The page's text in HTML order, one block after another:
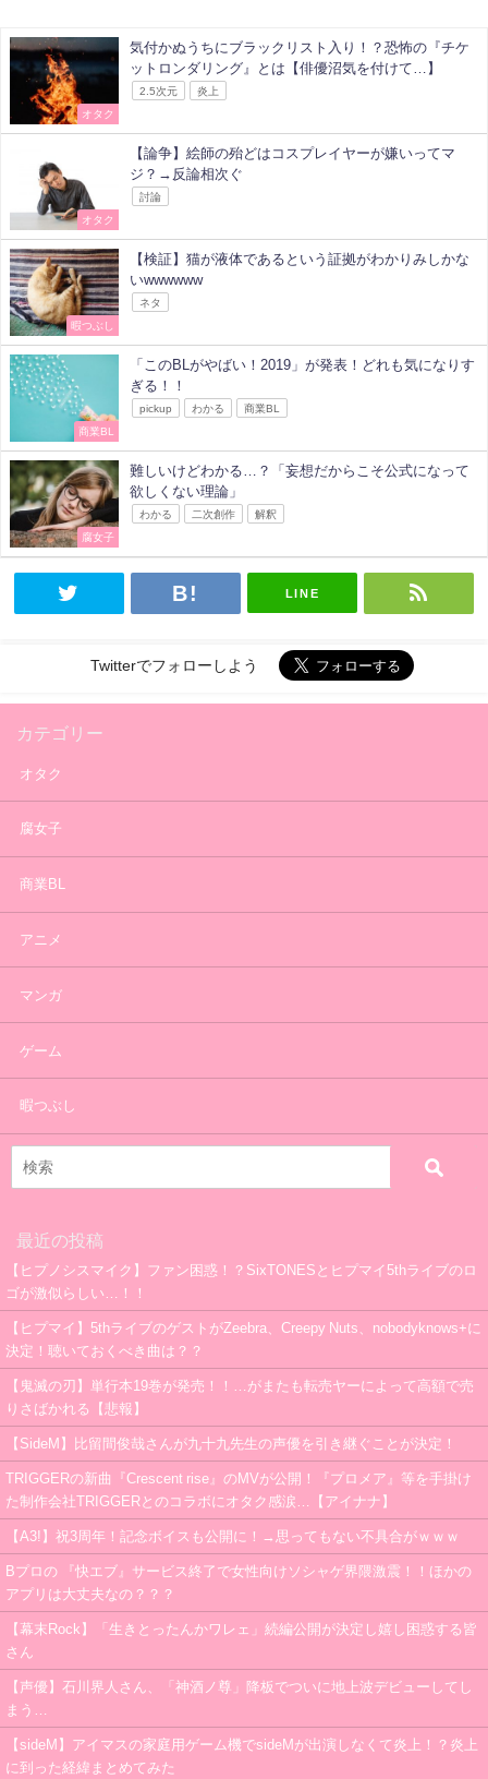
オタク
気付かぬうちにブラックリスト入り！？恐怖の『チケ
ットロンダリング』とは【俳優沼気を付けて…】
2.5次元 炎上
オタク
【論争】絵師の殆どはコスプレイヤーが嫌いってマ
ジ？→反論相次ぐ
討論
暇つぶし
【検証】猫が液体であるという証拠がわかりみしかな
いwwwwww
ネタ
商業BL
「このBLがやばい！2019」が発表！どれも気になりす
ぎる！！
pickup わかる 商業BL
腐女子
難しいけどわかる…？「妄想だからこそ公式になって
欲しくない理論」
わかる 二次創作 解釈
LINE
Twitterでフォローしよう
カテゴリー
オタク
腐女子
商業BL
アニメ
マンガ
ゲーム
暇つぶし
最近の投稿
【ヒプノシスマイク】ファン困惑！？SixTONESとヒプマイ5thライブのロ
ゴが激似らしい…！！
【ヒプマイ】5thライブのゲストがZeebra、Creepy Nuts、nobodyknows+に
決定！聴いておくべき曲は？？
【鬼滅の刃】単行本19巻が発売！！…がまたも転売ヤーによって高額で売
りさばかれる【悲報】
【SideM】比留間俊哉さんが九十九先生の声優を引き継ぐことが決定！
TRIGGERの新曲『Crescent rise』のMVが公開！『プロメア』等を手掛け
た制作会社TRIGGERとのコラボにオタク感涙…【アイナナ】
【A3!】祝3周年！記念ボイスも公開に！→思ってもない不具合がｗｗｗ
Bプロの 『快エブ』サービス終了で女性向けソシャゲ界隈激震！！ほかの
アプリは大丈夫なの？？？
【幕末Rock】「生きとったんかワレェ」続編公開が決定し嬉し困惑する皆
さん
【声優】石川界人さん、「神酒ノ尊」降板でついに地上波デビューしてし
まう…
【sideM】アイマスの家庭用ゲーム機でsideMが出演しなくて炎上！？炎上
に到った経緯まとめてみた